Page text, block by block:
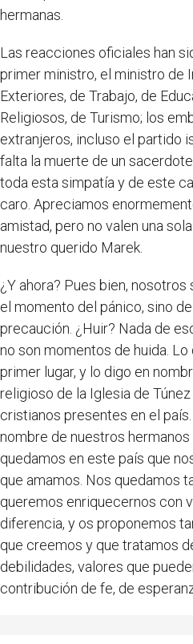
hermanas.
Las reacciones oficiales han
primer ministro, el ministro de
Exteriores, de Trabajo, de
Religiosos, de Turismo; los
extranjeros, incluso el partido
falta la muerte de un
toda esta simpatía y de este
caro. Apreciamos
amistad, pero no valen una
nuestro querido Marek.
¿Y ahora? Pues bien,
el momento del pánico, sino
precaución. ¿Huir? Nada de
no son momentos de huida.
primer lugar, y lo digo en
religioso de la Iglesia de
cristianos presentes en el
nombre de nuestros
quedamos en este país que
que amamos. Nos quedamos
queremos enriquecernos con
diferencia, y os proponemos
que creemos y que tratamos
debilidades, valores que
contribución de fe, de